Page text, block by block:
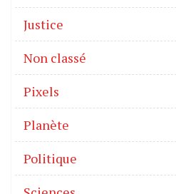
Justice
Non classé
Pixels
Planète
Politique